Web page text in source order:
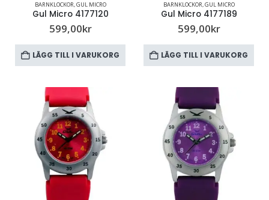
BARNKLOCKOR,GUL MICRO
Gul Micro 4177120
599,00kr
LÄGG TILL I VARUKORG
BARNKLOCKOR,GUL MICRO
Gul Micro 4177189
599,00kr
LÄGG TILL I VARUKORG